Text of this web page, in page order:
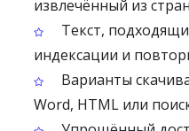
извлечённый из
Текст,
индексации и
Варианты
Word, HTML или